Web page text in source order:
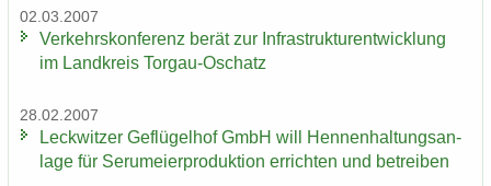
02.03.2007
Ver­kehrs­kon­fe­renz berät zur In­fra­struk­tur­ent­wick­lung
im Land­kreis Torgau-​Oschatz
28.02.2007
Leck­wit­zer Ge­flü­gel­hof GmbH will Hen­nen­hal­tungs­an­
la­ge für Ser­um­ei­er­pro­duk­ti­on er­rich­ten und be­trei­ben